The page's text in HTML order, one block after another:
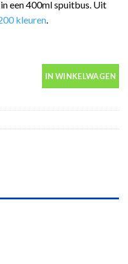
een 400ml spuitbus. Uit
kleuren.
IN WINKELWAGEN